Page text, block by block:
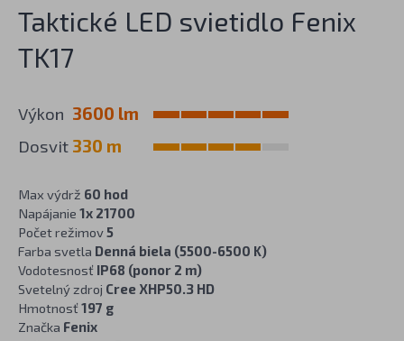
Taktické LED svietidlo Fenix
TK17
Výkon 3600 lm
Dosvit 330 m
Max výdrž 60 hod
Napájanie 1x 21700
Počet režimov5
Farba svetla Denná biela (5500-6500 K)
Vodotesnosť IP68 (ponor 2 m)
Svetelný zdroj Cree XHP50.3 HD
Hmotnosť 197 g
Značka Fenix